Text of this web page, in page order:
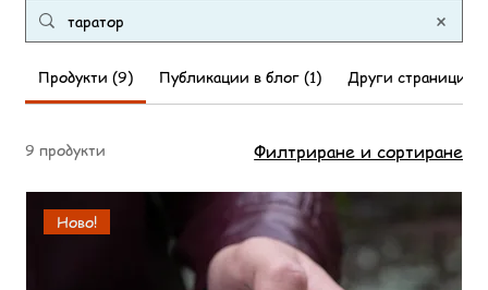
Продукти (9) Публикации в блог (1) Други страници (1)
9 продукти Филтриране и сортиране
Ново!